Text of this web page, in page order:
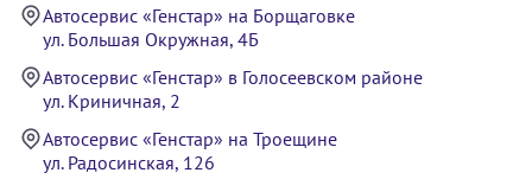
Автосервис «Генстар» на Борщаговке
ул. Большая Окружная, 4Б
Автосервис «Генстар» в Голосеевском районе
ул. Криничная, 2
Автосервис «Генстар» на Троещине
ул. Радосинская, 126